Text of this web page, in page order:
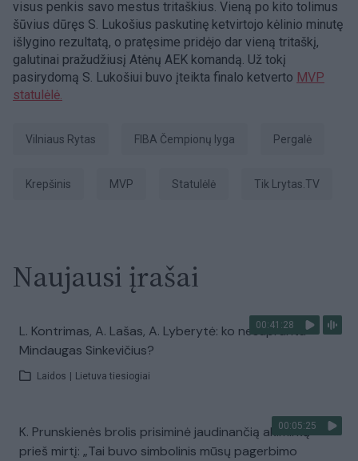
visus penkis savo mestus tritaškius. Vieną po kito tolimus
šūvius dūręs S. Lukošius paskutinę ketvirtojo kėlinio minutę
išlygino rezultatą, o pratęsime pridėjo dar vieną tritaškį,
galutinai pražudžiusį Atėnų AEK komandą. Už tokį
pasirydomą S. Lukošiui buvo įteikta finalo ketverto MVP
statulėlė.
Vilniaus Rytas FIBA Čempionų lyga pergalė
Krepšinis MVP statulėlė tik Lrytas.TV
Naujausi įrašai
00:41:28
L. Kontrimas, A. Lašas, A. Lyberytė: ko nesupranta
Mindaugas Sinkevičius?
Laidos Lietuva tiesiogiai
00:05:25
K. Prunskienės brolis prisiminė jaudinančią akimirką
prieš mirtį: „Tai buvo simbolinis mūsų pagerbimo